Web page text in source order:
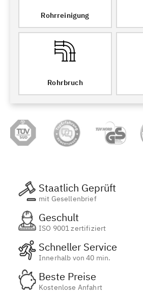
Rohrreinigung
Rohrbruch
Staatlich Geprüft
mit Gesellenbrief
Geschult
ISO 9001 zertifiziert
Schneller Service
Innerhalb von 40 min.
Beste Preise
Kostenlose Anfahrt